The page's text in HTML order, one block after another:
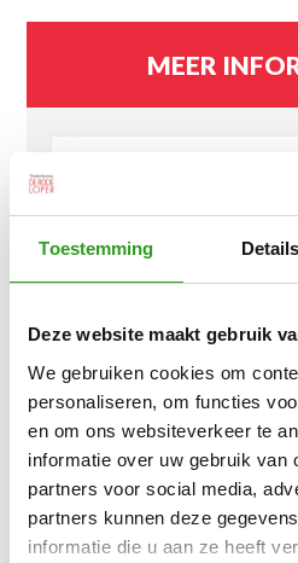
Toestemming Details
Deze website maakt gebruik
We gebruiken cookies om
personaliseren, om functies
en om ons websiteverkeer te
informatie over uw gebruik van
partners voor social media,
partners kunnen deze
informatie die u aan ze heeft
MEER